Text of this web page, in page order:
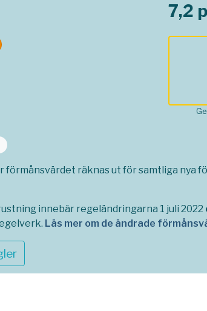
7,2
förmånsvärdet räknas ut för samtliga nya
innebär regeländringarna 1 juli 2022
Läs mer om de ändrade